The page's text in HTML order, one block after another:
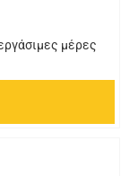
μέρες